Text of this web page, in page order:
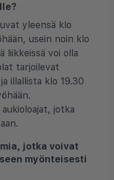
yleensä klo
usein noin klo
liikkeissä voi olla
tarjoilevat
illallista klo 19.30
jotka
jotka voivat
myönteisesti